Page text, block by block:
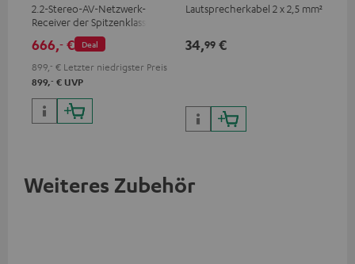
2.2-Stereo-AV-Netzwerk-
Receiver der Spitzenklasse mit
145 Watt pro Kanal an 6 Ohm,
USB-Playback sowie weitere
analoge und digitale
Eingänge, 6 HDMI-Eingänge
und 1 HDMI Ausgang mit
Unterstützung für 8K, 3D,
HDCP 2.3, HDR10+, ARC/eARC
Deal
666,‐ €
899, ‐ € Letzter niedrigster Preis
899,‐ € UVP
Lautsprecherkabel 2 x 2,5 mm²
34,99 €
Weiteres Zubehör